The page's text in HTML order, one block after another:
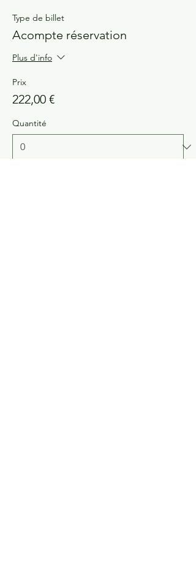
Type de billet
Acompte réservation
Plus d'info
Prix
222,00 €
Quantité